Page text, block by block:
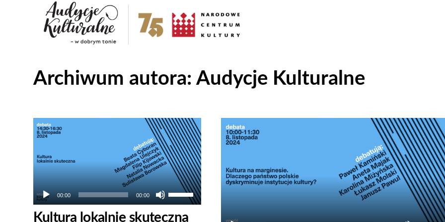
Archiwum autora:Audycje Kulturalne
Odtwarzacz
plików
00:00 00:00
Używaj
strzałek
do
Kultura lokalnie skuteczna
Odtwarzacz
plików